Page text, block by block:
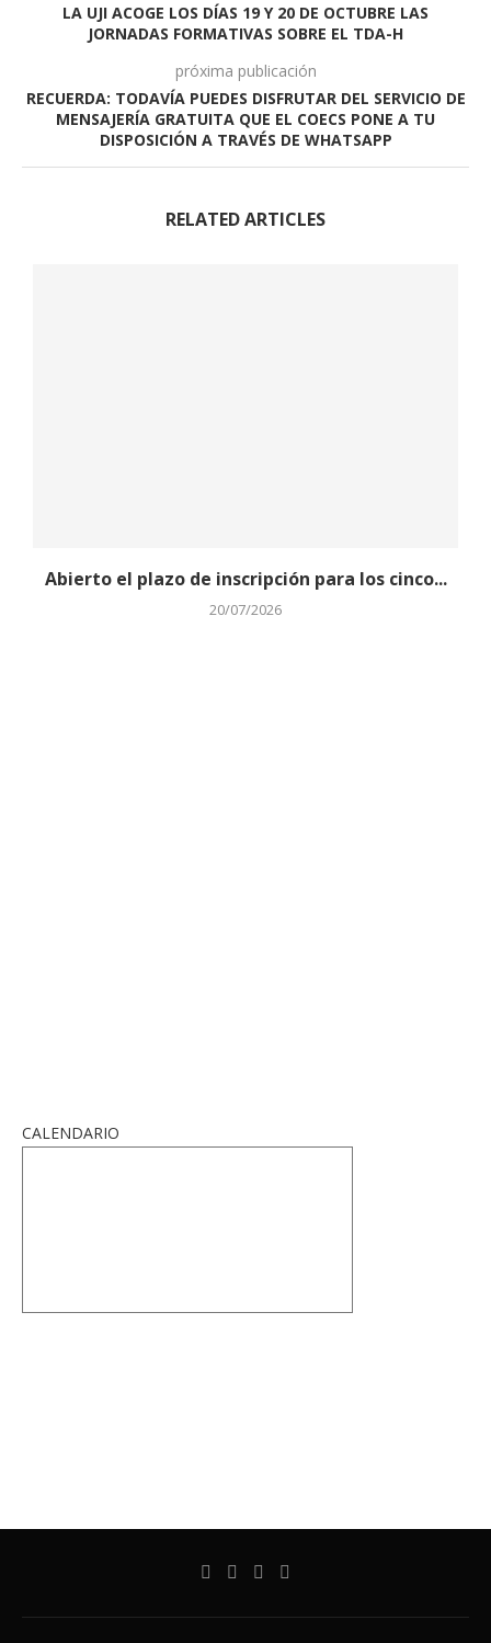
LA UJI ACOGE LOS DÍAS 19 Y 20 DE OCTUBRE LAS
JORNADAS FORMATIVAS SOBRE EL TDA-H
próxima publicación
RECUERDA: TODAVÍA PUEDES DISFRUTAR DEL SERVICIO DE
MENSAJERÍA GRATUITA QUE EL COECS PONE A TU
DISPOSICIÓN A TRAVÉS DE WHATSAPP
RELATED ARTICLES
Abierto el plazo de inscripción para los cinco...
20/07/2026
CALENDARIO